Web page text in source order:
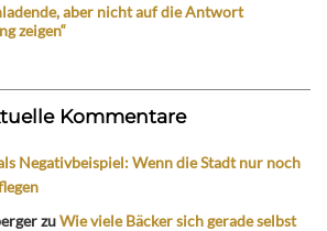
aber nicht auf die Antwort
zeigen“
Kommentare
Negativbeispiel: Wenn die Stadt nur noch
zuWie viele Bäcker sich gerade selbst